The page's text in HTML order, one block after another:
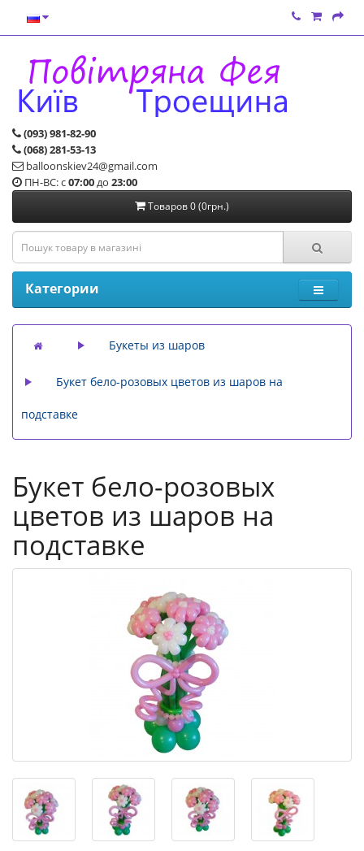
(093) 981-82-90
(068) 281-53-13
balloonskiev24@gmail.com
ПН-ВС: с07:00до 23:00
Товаров 0 (0грн.)
Категории
Букеты из шаров
Букет бело-розовых цветов из шаров на
подставке
Букет бело-розовых
цветов из шаров на
подставке